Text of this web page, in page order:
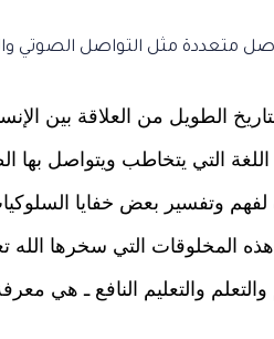
متعددة مثل التواصل الصوتي
الطويل من العلاقة بين
التي يتخاطب ويتواصل بها
وتفسير بعض خفايا
المخلوقات التي سخرها
والتعليم النافع ـ هي